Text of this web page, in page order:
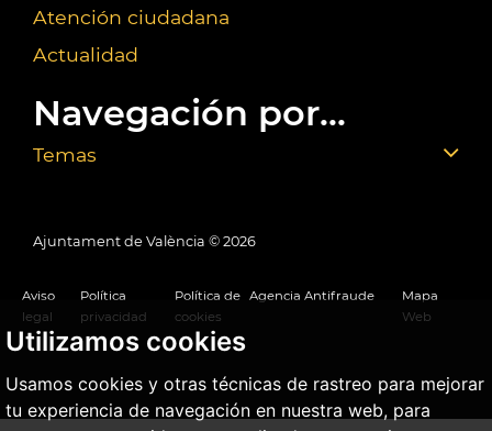
Utilizamos cookies
Usamos cookies y otras técnicas de rastreo para mejorar
tu experiencia de navegación en nuestra web, para
Atención ciudadana
Actualidad
Navegación por...
Temas
Ajuntament de València © 2026
Aviso
legal
Política
privacidad
Política de
cookies
Agencia Antifraude
Mapa
Web